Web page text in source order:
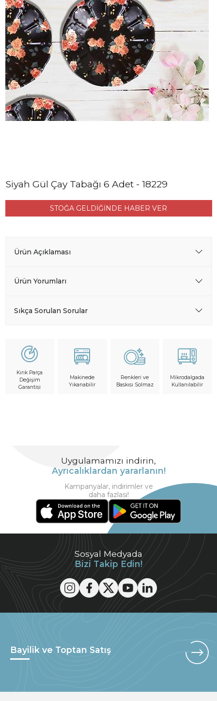
Siyah Gül Çay Tabağı 6 Adet - 18229
STOĞA GELDİĞİNDE HABER VER
Ürün Açıklaması
Ürün Yorumları
Sıkça Sorulan Sorular
Kırık Parça
Değişim
Garantisi
Makinede
Yıkanabilir
Renkleri ve
Baskısı Solmaz
Mikrodalgada
Kullanılabilir
Sosyal Medyada
Bizi Takip Edin!
Uygulamamızı indirin,
Ayrıcalıklardan yararlanın!
Kampanyalar, indirimler ve
daha fazlası!
Bayilik ve Toptan Satış